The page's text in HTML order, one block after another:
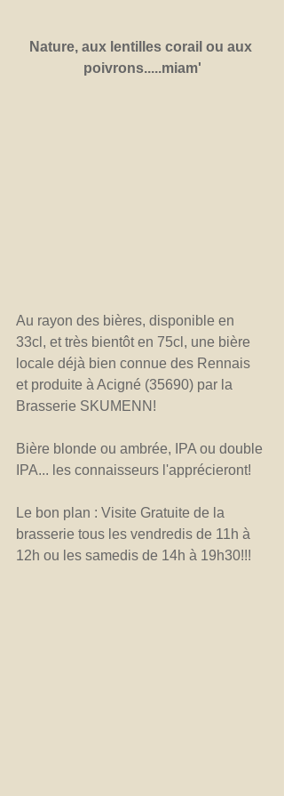
Nature, aux lentilles corail ou aux
poivrons.....miam'
Au rayon des bières, disponible en
33cl, et très bientôt en 75cl, une bière
locale déjà bien connue des Rennais
et produite à Acigné (35690) par la
Brasserie SKUMENN!
Bière blonde ou ambrée, IPA ou double
IPA... les connaisseurs l'apprécieront!
Le bon plan : Visite Gratuite de la
brasserie tous les vendredis de 11h à
12h ou les samedis de 14h à 19h30!!!